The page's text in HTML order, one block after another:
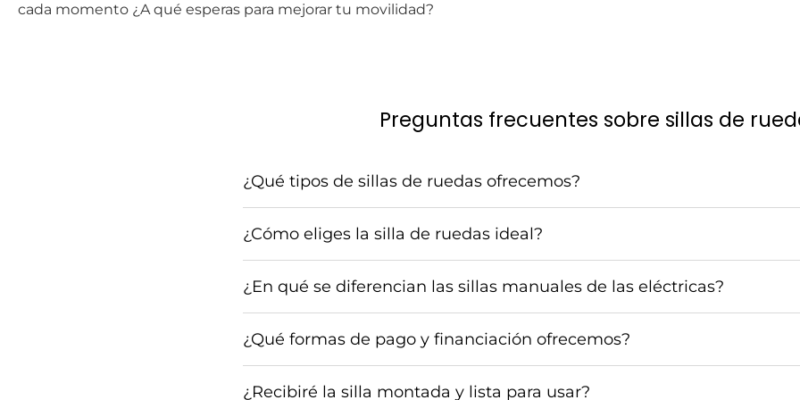
cada momento ¿A qué esperas para mejorar tu movilidad?
Preguntas frecuentes sobre sillas de
¿Qué tipos de sillas de ruedas ofrecemos?
¿Cómo eliges la silla de ruedas ideal?
¿En qué se diferencian las sillas manuales de las eléctricas?
¿Qué formas de pago y financiación ofrecemos?
¿Recibiré la silla montada y lista para usar?